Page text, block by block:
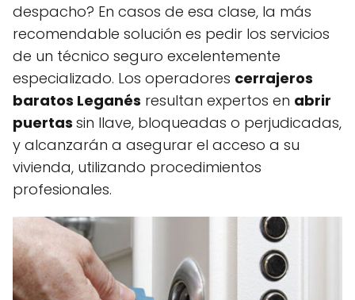
despacho? En casos de esa clase, la más
recomendable solución es pedir los servicios
de un técnico seguro excelentemente
especializado. Los operadores cerrajeros
baratos Leganés resultan expertos en abrir
puertas sin llave, bloqueadas o perjudicadas,
y alcanzarán a asegurar el acceso a su
vivienda, utilizando procedimientos
profesionales.